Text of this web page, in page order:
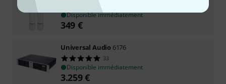
Disponible immédiatement
349 €
Universal Audio 6176
33
Disponible immédiatement
3.259€